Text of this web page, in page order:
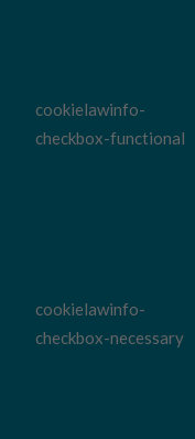
cookielawinfo-
checkbox-functional
cookielawinfo-
checkbox-necessary